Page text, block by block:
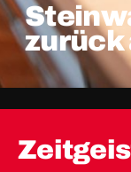
zurück